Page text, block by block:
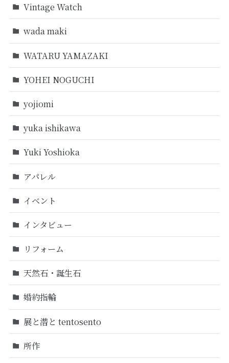
Vintage Watch
wada maki
WATARU YAMAZAKI
YOHEI NOGUCHI
yojiomi
yuka ishikawa
Yuki Yoshioka
アパレル
イベント
インタビュー
リフォーム
天然石・誕生石
婚約指輪
展と潜と tentosento
所作